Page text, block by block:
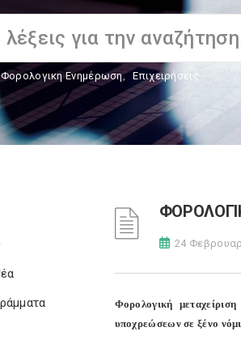
Φορολογικη Ενημέρωση, Επιχειρήσεις
24
Φορολογική
υποχρεώσεων σε ξένο